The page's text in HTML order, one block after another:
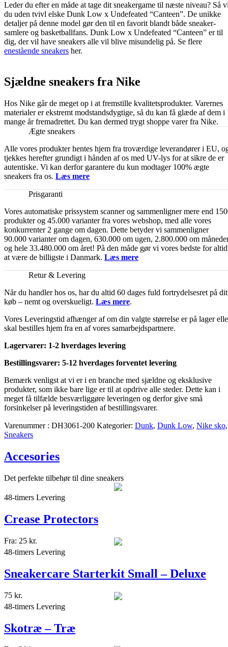
Leder du efter en måde at tage dit sneakergame til næste niveau? Så
du uden tvivl elske Dunk Low x Undefeated “Canteen”. De unikke
detaljer på denne model gør den til en favorit blandt både sneaker-
samlere og basketballfans. Dunk Low x Undefeated “Canteen” er til
dig, der vil have sneakers alle vil blive misundelig på. Se flere
enestående sneakers her.
Sjældne sneakers fra Nike
Hos Nike går de meget op i at fremstille kvalitetsprodukter. Varernes
materialer er ekstremt modstandsdygtige, så du kan få glæde af dem i
mange år fremadrettet. Du kan dermed trygt shoppe varer fra Nike.
Ægte sneakers
Alle vores produkter hentes hjem fra troværdige leverandører i EU,
tjekkes herefter grundigt i hånden af os med UV-lys for at sikre de er
autentiske. Vi kan derfor garantere du kun modtager 100% ægte
sneakers fra os. Læs mere
Prisgaranti
Vores automatiske prissystem scanner og sammenligner mere end
produkter og 45.000 varianter fra vores webshop, med alle vores
konkurrenter 2 gange om dagen. Dette betyder vi sammenligner
90.000 varianter om dagen, 630.000 om ugen, 2.800.000 om
og hele 33.480.000 om året! På den måde gør vi vores bedste for
at være de billigste i Danmark. Læs mere
Retur & Levering
Når du handler hos os, har du altid 60 dages fuld fortrydelsesret på dit
køb – nemt og overskueligt. Læs mere.
Vores Leveringstid afhænger af om din valgte størrelse er på lager
skal bestilles hjem fra en af vores samarbejdspartnere.
Lagervarer: 1-2 hverdages levering
Bestillingsvarer: 5-12 hverdages forventet levering
Bemærk venligst at vi er i en branche med sjældne og eksklusive
produkter, som ikke bare lige er til at opdrive alle steder. Dette kan i
meget få tilfælde besværliggøre leveringen og derfor give små
forsinkelser på leveringstiden af bestillingsvarer.
Varenummer DH3061-200 Kategorier Dunk, Dunk Low, Nike sko,
Sneakers
Accesories
Det perfekte tilbehør til dine sneakers
48-timers Levering
Crease Protectors
Fra: 25 kr.
48-timers Levering
Sneakercare Starterkit Small – Deluxe
75 kr.
48-timers Levering
Skotræ – Træ